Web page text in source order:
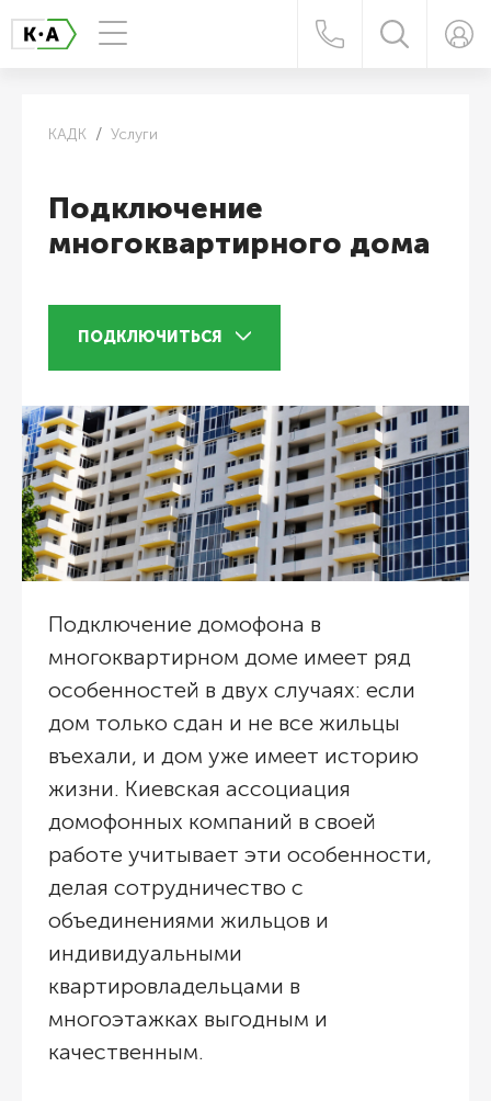
КАДК Услуги
Подключение
многоквартирного дома
ПОДКЛЮЧИТЬСЯ
Подключение домофона в
многоквартирном доме имеет ряд
особенностей в двух случаях: если
дом только сдан и не все жильцы
въехали, и дом уже имеет историю
жизни. Киевская ассоциация
домофонных компаний в своей
работе учитывает эти особенности,
делая сотрудничество с
объединениями жильцов и
индивидуальными
квартировладельцами в
многоэтажках выгодным и
качественным.